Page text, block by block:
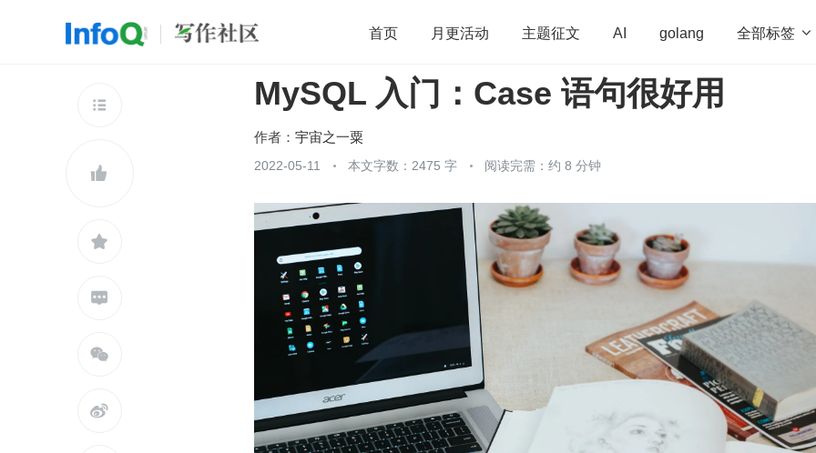
首页 月更活动 主题征文 AI golang 全部标签 
开源 架构 OpenHarmony 算法 学习方法 Web3.0
团队管理
查看更多






MySQL 入门：Case 语句很好用
作者： 宇宙之一粟
2022-05-11 本文字数：2475 字 阅读完需：约 8 分钟